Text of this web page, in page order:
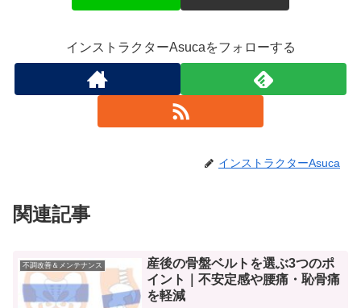
インストラクターAsucaをフォローする
インストラクターAsuca
関連記事
不調改善＆メンテナンス
産後の骨盤ベルトを選ぶ3つのポ
イント｜不安定感や腰痛・恥骨痛
を軽減